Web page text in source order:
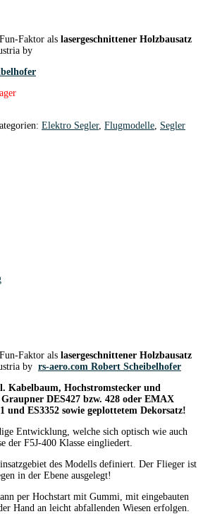
Faktor als lasergeschnittener Holzbausatz
by
Elektro Segler, Flugmodelle Segler
Faktor als lasergeschnittener Holzbausatz
by rs-aero.com Robert Scheibelhofer
Kabelbaum, Hochstromstecker und
DES427 bzw. 428 oder EMAX
und ES3352 sowie geplottetem Dekorsatz!
Entwicklung, welche sich optisch wie auch
der F5J-400 Klasse eingliedert.
des Modells definiert. Der Flieger ist
in der Ebene ausgelegt!
per Hochstart mit Gummi, mit eingebauten
Hand an leicht abfallenden Wiesen erfolgen.